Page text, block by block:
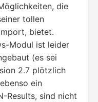
die
tollen
bietet.
Modul ist leider
(es sei
2.7 plötzlich
ein
Results, sind nicht